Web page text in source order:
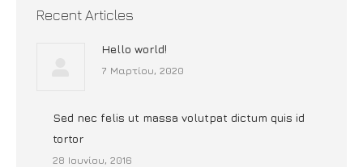
Recent Articles
Hello world!
7 Μαρτίου, 2020
Sed nec felis ut massa volutpat dictum quis id
tortor
28 Ιουνίου, 2016